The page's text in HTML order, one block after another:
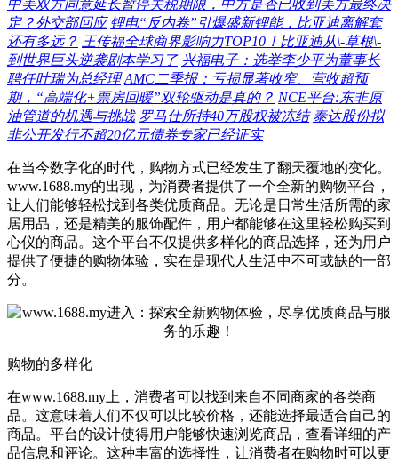
中美双方同意延长暂停关税期限，中方是否已收到美方最终决
定？外交部回应 锂电“反内卷”引爆盛新锂能，比亚迪离解套
还有多远？ 王传福全球商界影响力TOP10！比亚迪从\-草根\-
到世界巨头逆袭剧本学习了 兴福电子：选举李少平为董事长
聘任叶瑞为总经理 AMC二季报：亏损显著收窄、营收超预
期，“高端化+票房回暖”双轮驱动是真的？ NCE平台:东非原
油管道的机遇与挑战 罗马仕所持40万股权被冻结 泰达股份拟
非公开发行不超20亿元债券专家已经证实
在当今数字化的时代，购物方式已经发生了翻天覆地的变化。
www.1688.my的出现，为消费者提供了一个全新的购物平台，
让人们能够轻松找到各类优质商品。无论是日常生活所需的家
居用品，还是精美的服饰配件，用户都能够在这里轻松购买到
心仪的商品。这个平台不仅提供多样化的商品选择，还为用户
提供了便捷的购物体验，实在是现代人生活中不可或缺的一部
分。
购物的多样化
在www.1688.my上，消费者可以找到来自不同商家的各类商
品。这意味着人们不仅可以比较价格，还能选择最适合自己的
商品。平台的设计使得用户能够快速浏览商品，查看详细的产
品信息和评论。这种丰富的选择性，让消费者在购物时可以更